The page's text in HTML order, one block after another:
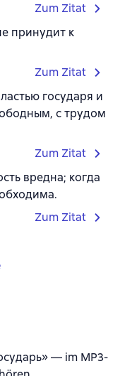
Zum Zitat
принудит к
Zum Zitat
государя и
с трудом
Zum Zitat
вредна; когда
Zum Zitat
— im MP3-